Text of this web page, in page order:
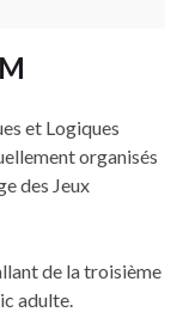
et Logiques
organisés
des Jeux
de la troisième
adulte.